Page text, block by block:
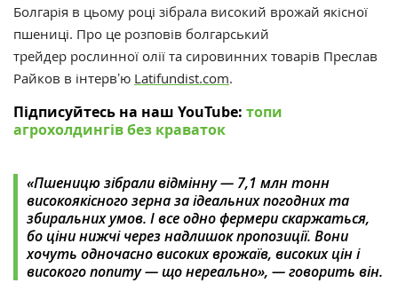
Болгарія в цьому році зібрала високий врожай якісної
пшениці. Про це розповів болгарський
трейдер рослинної олії та сировинних товарів Преслав
Райков в інтервʼю Latifundist.com.
Підписуйтесь на наш YouTube: топи
агрохолдингів без краваток
«Пшеницю зібрали відмінну — 7,1 млн тонн
високоякісного зерна за ідеальних погодних та
збиральних умов. І все одно фермери скаржаться,
бо ціни нижчі через надлишок пропозиції. Вони
хочуть одночасно високих врожаїв, високих цін і
високого попиту — що нереально», — говорить він.